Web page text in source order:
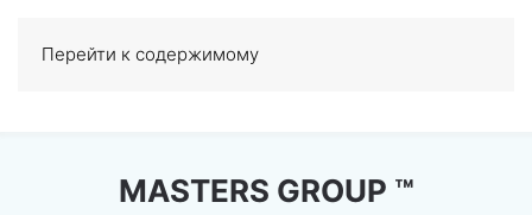
Перейти к содержимому
0
MASTERS GROUP ™